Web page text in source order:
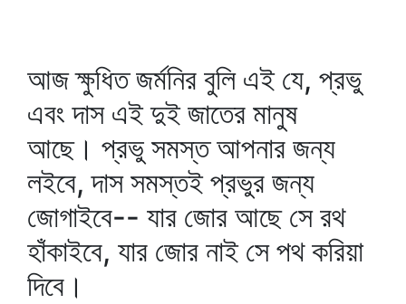
আজ ক্ষুধিত জর্মনির বুলি এই যে, প্রভু
এবং দাস এই দুই জাতের মানুষ
আছে। প্রভু সমস্ত আপনার জন্য
লইবে, দাস সমস্তই প্রভুর জন্য
জোগাইবে-- যার জোর আছে সে রথ
হাঁকাইবে, যার জোর নাই সে পথ করিয়া
দিবে।